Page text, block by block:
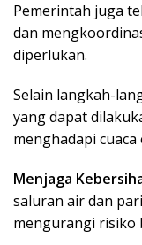
Pemerintah juga
dan
diperlukan.
Selain langkah-
yang dapat
menghadapi cuaca
Menjaga
saluran air dan
mengurangi risiko